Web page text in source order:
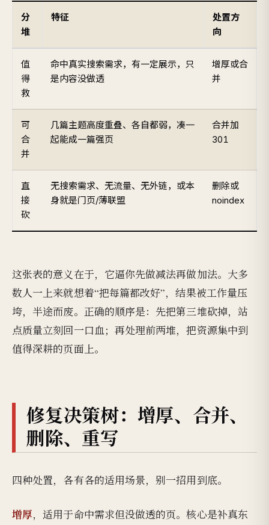
分
堆
特征
处置方
向
值
得
救
命中真实搜索需求，有一定展示，只
是内容没做透
增厚或合
并
可
合
并
几篇主题高度重叠、各自都弱，凑一
起能成一篇强页
合并加
301
直
接
砍
无搜索需求、无流量、无外链，或本
身就是门页/薄联盟
删除或
noindex
这张表的意义在于，它逼你先做减法再做加法。大多
数人一上来就想着“把每篇都改好”，结果被工作量压
垮，半途而废。正确的顺序是：先把第三堆砍掉，站
点质量立刻回一口血；再处理前两堆，把资源集中到
值得深耕的页面上。
修复决策树：增厚、合并、
删除、重写
四种处置，各有各的适用场景，别一招用到底。
增厚，适用于命中需求但没做透的页。核心是补真东